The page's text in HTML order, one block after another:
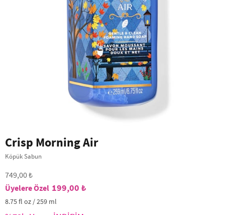
Crisp Morning Air
Köpük Sabun
749,00 ₺
199,00 ₺
8.75 fl oz / 259 ml